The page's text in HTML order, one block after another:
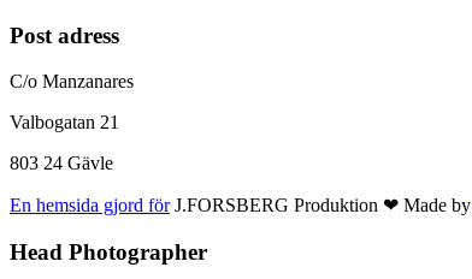
Post adress
C/o Manzanares
Valbogatan 21
803 24 Gävle
En hemsida gjord förJ.FORSBERG Produktion ❤ Made by
Head Photographer